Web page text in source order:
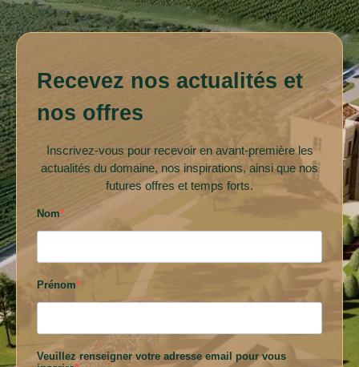
Recevez nos actualités et
nos offres
Inscrivez-vous pour recevoir en avant-première les
actualités du domaine, nos inspirations, ainsi que nos
futures offres et temps forts.
Nom
Prénom
Veuillez renseigner votre adresse email pour vous